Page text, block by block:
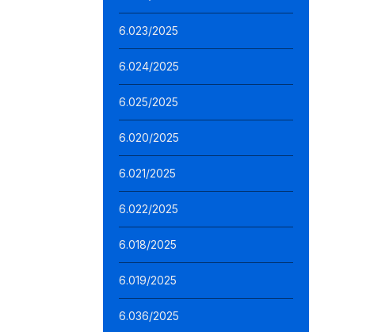
6.023/2025
6.024/2025
6.025/2025
6.020/2025
6.021/2025
6.022/2025
6.018/2025
6.019/2025
6.036/2025